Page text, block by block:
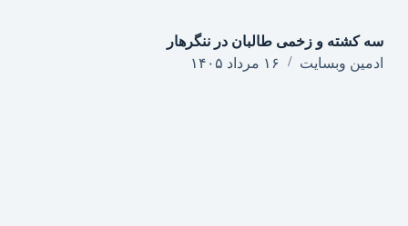
سه کشته و زخمی طالبان در ننگرهار
ادمین وبسایت
۱۶ مرداد ۱۴۰۵